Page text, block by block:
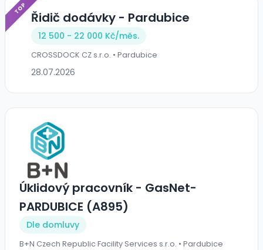
TOP
Řidič dodávky - Pardubice
12 500 - 22 000 Kč/měs.
CROSSDOCK CZ s.r.o. • Pardubice
28.07.2026
Úklidový pracovník - GasNet-
PARDUBICE (A895)
Dle domluvy
B+N Czech Republic Facility Services s.r.o. • Pardubice